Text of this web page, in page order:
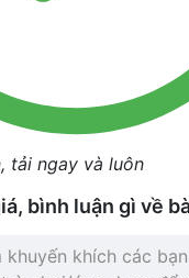
tải ngay và luôn
bình luận gì về